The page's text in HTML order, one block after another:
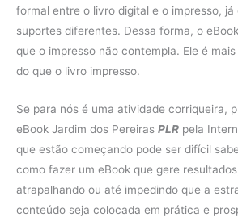
formal entre o livro digital e o impresso, já
suportes diferentes. Dessa forma, o
que o impresso não contempla. Ele é
do que o livro impresso.
Se para nós é uma atividade corriqueira,
eBook Jardim dos Pereiras PLR pela
que estão começando pode ser difícil
como fazer um eBook que gere
atrapalhando ou até impedindo que a
conteúdo seja colocada em prática e